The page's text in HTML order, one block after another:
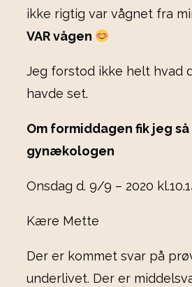
ikke rigtig var vågnet fra
VAR vågen
Jeg forstod ikke helt hvad
havde set.
Om formiddagen fik jeg
gynækologen
Onsdag d. 9/9 – 2020
Kære Mette
Der er kommet svar på
underlivet. Der er